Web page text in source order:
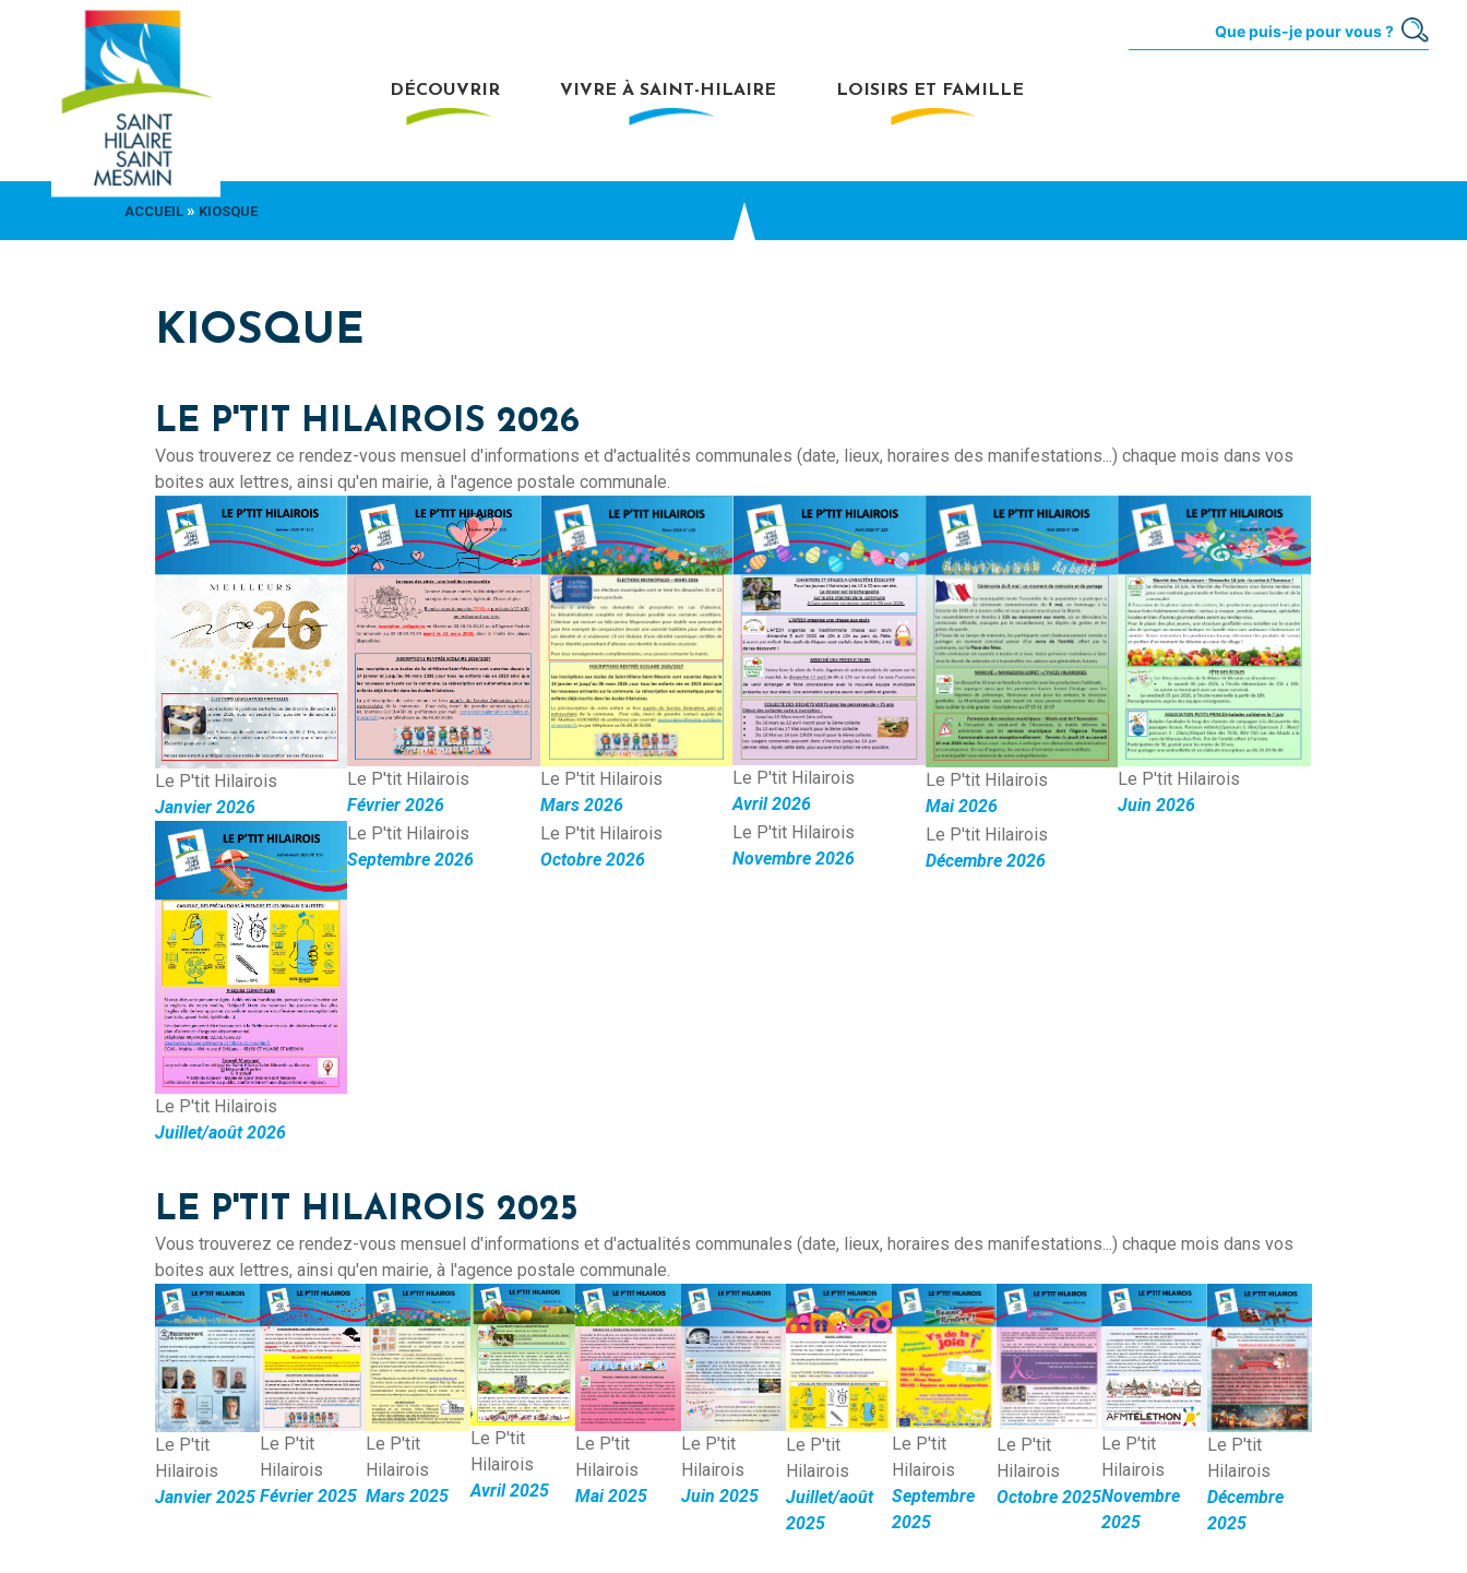
DÉCOUVRIR VIVRE À SAINT-HILAIRE LOISIRS ET FAMILLE
ACCUEIL » KIOSQUE
KIOSQUE
LE P'TIT HILAIROIS 2026
Vous trouverez ce rendez-vous mensuel d'informations et d'actualités communales (date, lieux, horaires des manifestations...) chaque mois dans vos
boites aux lettres, ainsi qu'en mairie, à l'agence postale communale.
Le P'tit Hilairois
Janvier 2026
Le P'tit Hilairois
Juillet/août 2026
Le P'tit Hilairois
Février 2026
Le P'tit Hilairois
Septembre 2026
Le P'tit Hilairois
Mars 2026
Le P'tit Hilairois
Octobre2026
Le P'tit Hilairois
Avril 2026
Le P'tit Hilairois
Novembre2026
Le P'tit Hilairois
Mai 2026
Le P'tit Hilairois
Décembre 2026
Le P'tit Hilairois
Juin 2026
LE P'TIT HILAIROIS 2025
Vous trouverez ce rendez-vous mensuel d'informations et d'actualités communales (date, lieux, horaires des manifestations...) chaque mois dans vos
boites aux lettres, ainsi qu'en mairie, à l'agence postale communale.
Le P'tit
Hilairois
Janvier 2025
Le P'tit
Hilairois
Février 2025
Le P'tit
Hilairois
Mars 2025
Le P'tit
Hilairois
Avril 2025
Le P'tit
Hilairois
Mai 2025
Le P'tit
Hilairois
Juin 2025
Le P'tit
Hilairois
Juillet/août
2025
Le P'tit
Hilairois
Septembre
2025
Le P'tit
Hilairois
Octobre2025
Le P'tit
Hilairois
Novembre
2025
Le P'tit
Hilairois
Décembre
2025